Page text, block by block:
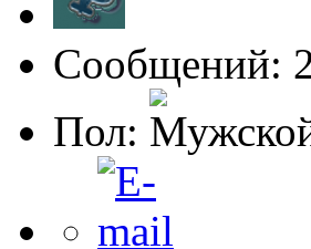
Сообщений:
Пол: